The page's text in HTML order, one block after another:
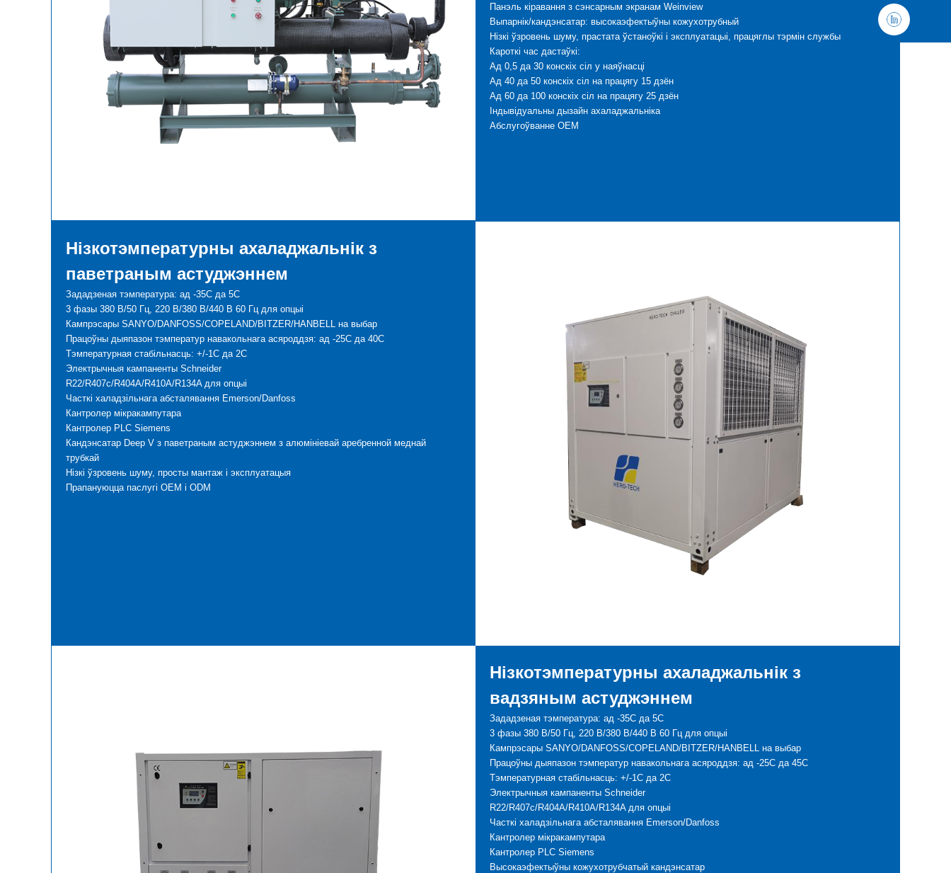
Панэль кіравання з сэнсарным экранам Weinview
Выпарнік/кандэнсатар: высокаэфектыўны кожухотрубный
Нізкі ўзровень шуму, прастата ўстаноўкі і эксплуатацыі, працяглы тэрмін службы
Кароткі час дастаўкі:
Ад 0,5 да 30 конскіх сіл у наяўнасці
Ад 40 да 50 конскіх сіл на працягу 15 дзён
Ад 60 да 100 конскіх сіл на працягу 25 дзён
Індывідуальны дызайн ахаладжальніка
Абслугоўванне OEM
Нізкотэмпературны ахаладжальнік з
паветраным астуджэннем
Зададзеная тэмпература: ад -35C да 5C
3 фазы 380 В/50 Гц, 220 В/380 В/440 В 60 Гц для опцыі
Кампрэсары SANYO/DANFOSS/COPELAND/BITZER/HANBELL на выбар
Працоўны дыяпазон тэмператур навакольнага асяроддзя: ад -25C да 40C
Тэмпературная стабільнасць: +/-1C да 2C
Электрычныя кампаненты Schneider
R22/R407c/R404A/R410A/R134A для опцыі
Часткі халадзільнага абсталявання Emerson/Danfoss
Кантролер мікракампутара
Кантролер PLC Siemens
Кандэнсатар Deep V з паветраным астуджэннем з алюмініевай аребренной меднай
трубкай
Нізкі ўзровень шуму, просты мантаж і эксплуатацыя
Прапануюцца паслугі OEM і ODM
Нізкотэмпературны ахаладжальнік з
вадзяным астуджэннем
Зададзеная тэмпература: ад -35C да 5C
3 фазы 380 В/50 Гц, 220 В/380 В/440 В 60 Гц для опцыі
Кампрэсары SANYO/DANFOSS/COPELAND/BITZER/HANBELL на выбар
Працоўны дыяпазон тэмператур навакольнага асяроддзя: ад -25C да 45C
Тэмпературная стабільнасць: +/-1C да 2C
Электрычныя кампаненты Schneider
R22/R407c/R404A/R410A/R134A для опцыі
Часткі халадзільнага абсталявання Emerson/Danfoss
Кантролер мікракампутара
Кантролер PLC Siemens
Высокаэфектыўны кожухотрубчатый кандэнсатар